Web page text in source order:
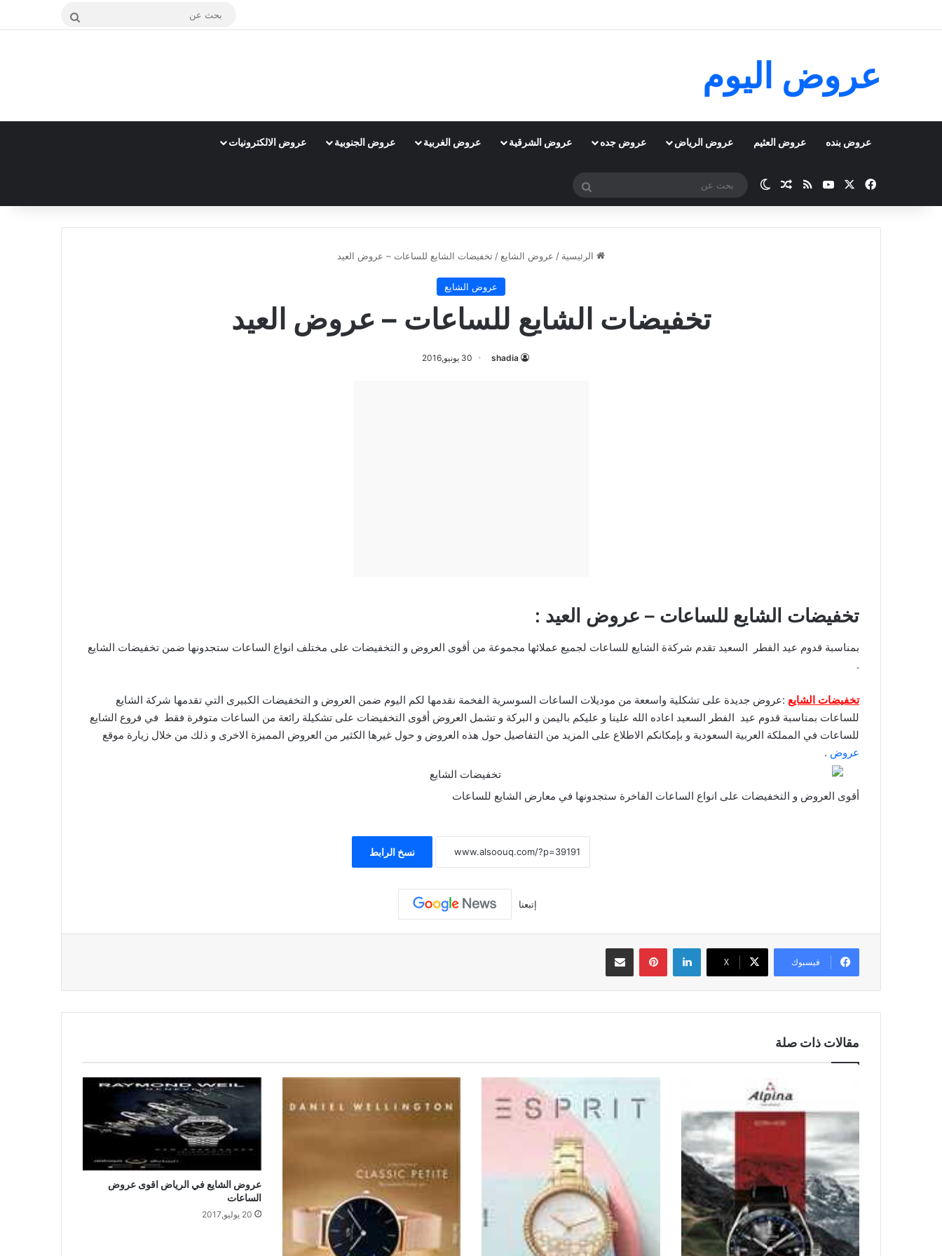
بحث
عروض اليوم
عروض بنده عروض العثيم عروض الرياض عروض جده عروض الشرقية عروض الغربية عروض الجنوبية عروض الالكترونيات
فيسبوك ‫YouTubeملخص الموقع RSS
مقال عشوائي
الوضع المظلم
بحث
الرئيسية / عروض الشايع / تخفيضات الشايع للساعات – عروض العيد
عروض الشايع
تخفيضات الشايع للساعات – عروض العيد
shadia 30 يونيو,2016
تخفيضات الشايع للساعات – عروض العيد :
بمناسبة قدوم عيد الفطر السعيد تقدم شركةة الشايع للساعات لجميع عملائها مجموعة من أقوى العروض و التخفيضات على مختلف انواع الساعات ستجدونها ضمن تخفيضات الشايع
.
تخفيضات الشايع :عروض جديدة على تشكلية واسععة من موديلات الساعات السوسرية الفخمة نقدمها لكم اليوم ضمن العروض و التخفيضات الكبيرى التي تقدمها شركة الشايع
للساعات بمناسبة قدوم عيد الفطر السعيد اعاده الله علينا و عليكم باليمن و البركة و تشمل العروض أقوى التخفيضات على تشكيلة رائعة من الساعات متوفرة فقط في فروع الشايع
للساعات في المملكة العربية السعودية و بإمكانكم الاطلاع على المزيد من التفاصيل حول هذه العروض و حول غيرها الكثير من العروض المميزة الاخرى و ذلك من خلال زيارة موقع
عروض .
أقوى العروض و التخفيضات على انواع الساعات الفاخرة ستجدونها في معارض الشايع للساعات
نسخ الرابط
إتبعنا
فيسبوك ‫X
لينكدإن بينتيريستمشاركة عبر البريد
مقالات ذات صلة
عروض الشايع في الرياض اقوى عروض
الساعات
20 يوليو,2017